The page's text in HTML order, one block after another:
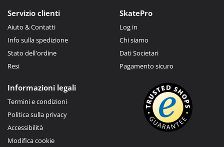
Servizio clienti
Aiuto & Contatti
Info sulla spedizione
Stato dell'ordine
Resi
SkatePro
Log in
Chi siamo
Dati Societari
Pagamento sicuro
Informazioni legali
Termini e condizioni
Politica sulla privacy
Accessibilità
Modifica cookie